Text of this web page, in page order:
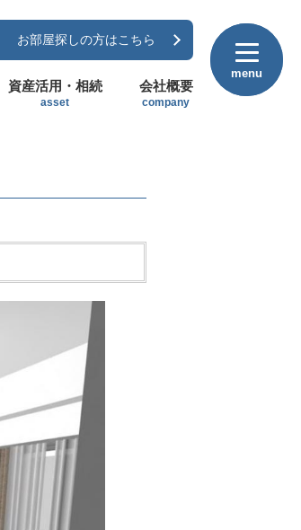
お部屋探しの方はこちら
資産活用・相続
asset
会社概要
company
menu
menu